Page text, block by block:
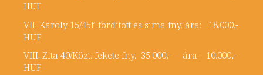
HUF
VII. Károly 15/45f. fordított és sima fny. ára: 18.000,-
HUF
VIII. Zita 40/Közt. fekete fny. 35.000,- ára: 10.000,-
HUF